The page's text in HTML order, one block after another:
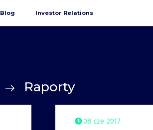
Blog Investor Relations
Raporty
08 cze 2017